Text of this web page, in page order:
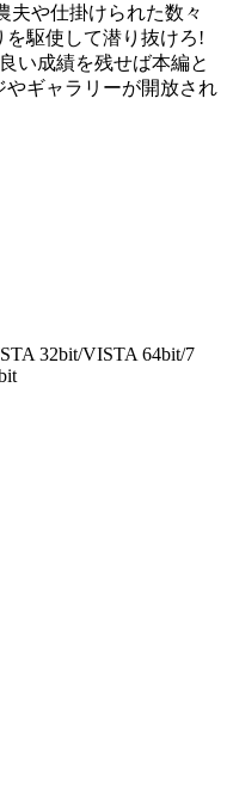
夫や仕掛けられた数々
駆使して潜り抜けろ!
い成績を残せば本編と
ギャラリーが開放され
32bit/VISTA 64bit/7